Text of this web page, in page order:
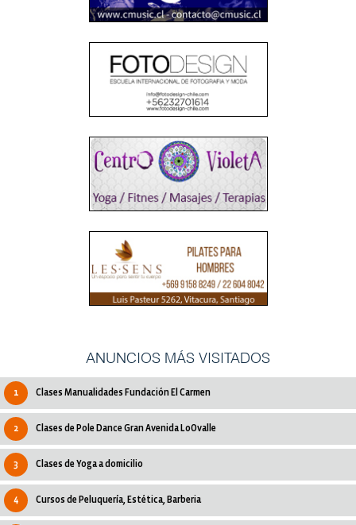
ANUNCIOS MÁS VISITADOS
1 Clases Manualidades Fundación El Carmen
2 Clases de Pole Dance Gran Avenida LoOvalle
3 Clases de Yoga a domicilio
4 Cursos de Peluquería, Estética, Barberia